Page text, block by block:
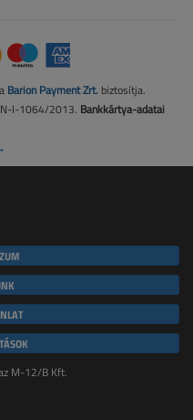
Barion Payment Zrt. biztosítja.
I-1064/2013. Bankkártya-adatai
M-12/B Kft.